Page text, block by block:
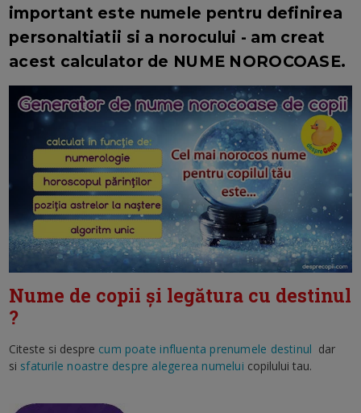
important este numele pentru definirea
personaltiatii si a norocului - am creat
acest calculator de NUME NOROCOASE.
Nume de copii și legătura cu destinul
?
Citeste si despre cum poate influenta prenumele destinul dar
si sfaturile noastre despre alegerea numelui copilului tau.